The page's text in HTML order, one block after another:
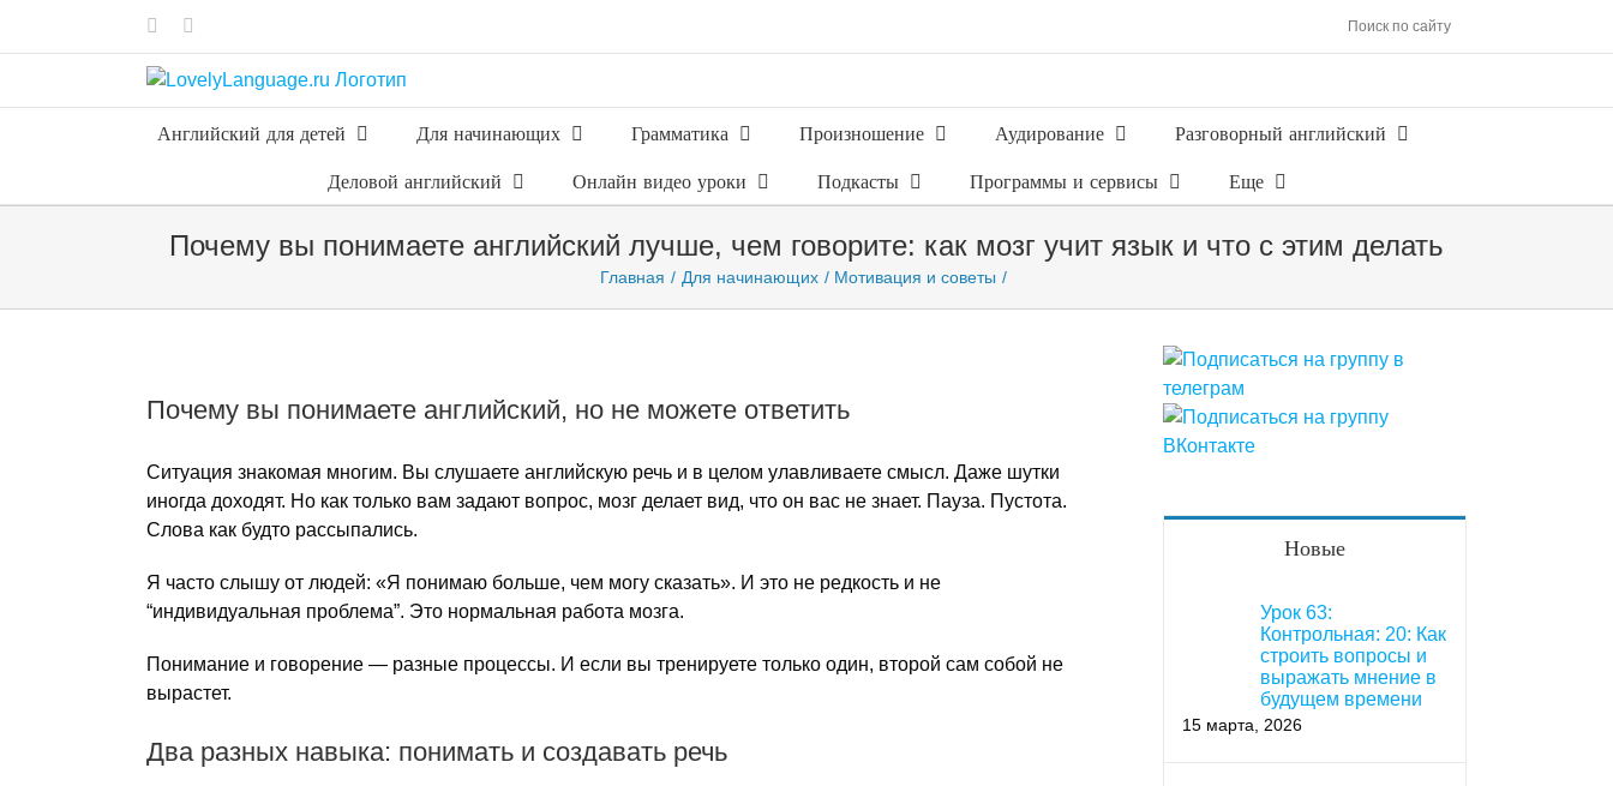
Поиск по сайту
Английский для детей Для начинающих Грамматика Произношение Аудирование Разговорный английский
Деловой английский Онлайн видео уроки Подкасты Программы и сервисы Еще
Почему вы понимаете английский лучше, чем говорите: как мозг учит язык и что с этим делать
Главная Для начинающих Мотивация и советы
Почему вы понимаете английский, но не можете ответить
Ситуация знакомая многим. Вы слушаете английскую речь и в целом улавливаете смысл. Даже шутки
иногда доходят. Но как только вам задают вопрос, мозг делает вид, что он вас не знает. Пауза. Пустота.
Слова как будто рассыпались.
Я часто слышу от людей: «Я понимаю больше, чем могу сказать». И это не редкость и не
“индивидуальная проблема”. Это нормальная работа мозга.
Понимание и говорение — разные процессы. И если вы тренируете только один, второй сам собой не
вырастет.
Два разных навыка: понимать и создавать речь
Новые
Урок 63:
Контрольная: 20: Как
строить вопросы и
выражать мнение в
будущем времени
15 марта, 2026